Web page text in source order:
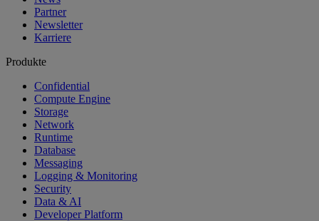
Partner
Newsletter
Karriere
Produkte
Confidential
Compute Engine
Storage
Network
Runtime
Database
Messaging
Logging & Monitoring
Security
Data & AI
Developer Platform